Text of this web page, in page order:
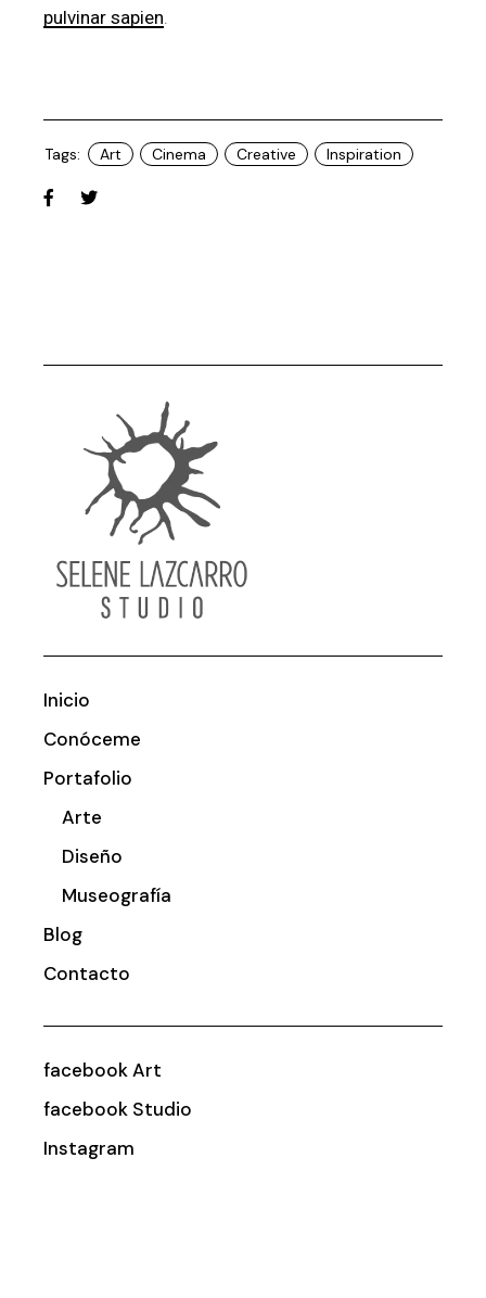
pulvinar sapien.
Tags: Art Cinema Creative Inspiration
Inicio
Conóceme
Portafolio
Arte
Diseño
Museografía
Blog
Contacto
facebook Art
facebook Studio
Instagram